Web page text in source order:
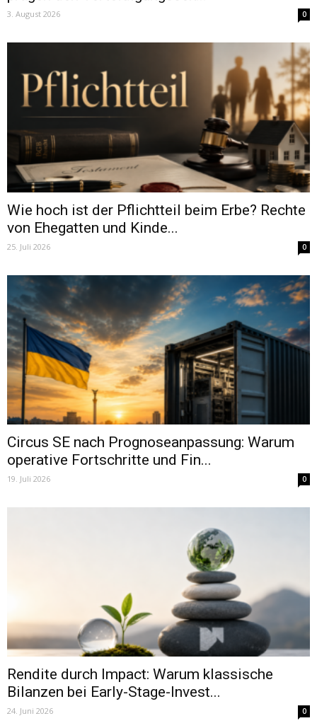
3. August 2026 0
Wie hoch ist der Pflichtteil beim Erbe? Rechte
von Ehegatten und Kinde...
25. Juli 2026 0
Circus SE nach Prognoseanpassung: Warum
operative Fortschritte und Fin...
19. Juli 2026 0
Rendite durch Impact: Warum klassische
Bilanzen bei Early-Stage-Invest...
24. Juni 2026 0